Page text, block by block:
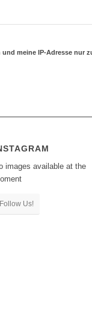
meine IP-Adresse nur
images available at the
Follow Us!